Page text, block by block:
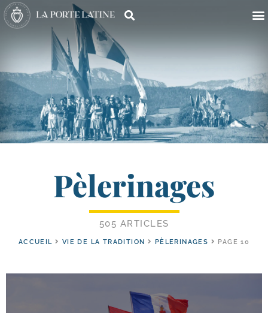
Pèlerinages
505 ARTICLES
ACCUEIL VIE DE LA TRADITION PÈLERINAGES PAGE 10